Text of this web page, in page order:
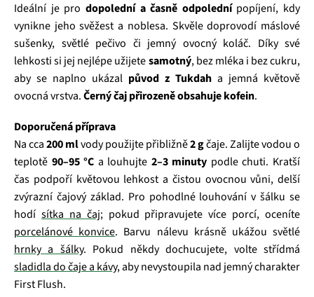
Ideální je pro dopolední a časně odpolednípopíjení, kdy
vynikne jeho svěžest a noblesa. Skvěle doprovodí máslové
sušenky, světlé pečivo či jemný ovocný koláč. Díky své
lehkosti si jej nejlépe užijetesamotný, bez mléka i bez cukru,
aby se naplno ukázal původ z Tukdah a jemná květově
ovocná vrstva.Černý čaj přirozeně obsahuje kofein.
Doporučená příprava
Na cca200 mlvody použijte přibližně2 gčaje. Zalijte vodou o
teplotě 90–95 °C a louhujte 2–3 minuty podle chuti. Kratší
čas podpoří květovou lehkost a čistou ovocnou vůni, delší
zvýrazní čajový základ. Pro pohodlné louhování v šálku se
hodí sítka na čaj; pokud připravujete více porcí, oceníte
porcelánové konvice. Barvu nálevu krásně ukážou světlé
hrnky a šálky. Pokud někdy dochucujete, volte střídmá
sladidla do čaje a kávy, aby nevystoupila nad jemný charakter
First Flush.